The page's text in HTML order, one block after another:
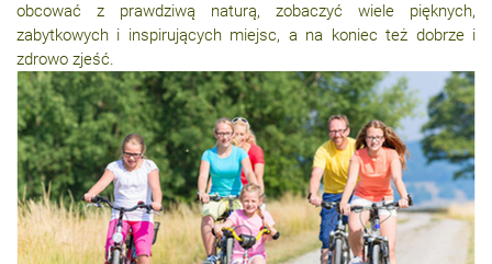
obcować z prawdziwą naturą, zobaczyć wiele pięknych,
zabytkowych i inspirujących miejsc, a na koniec też dobrze i
zdrowo zjeść.